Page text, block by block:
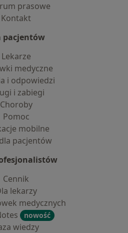
prasowe
Kontakt
pacjentów
Lekarze
medyczne
i odpowiedzi
i zabiegi
Choroby
Pomoc
mobilne
pacjentów
Cennik
lekarzy
medycznych
nowość
wiedzy